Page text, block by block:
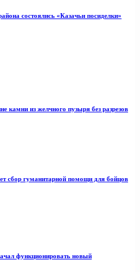
состоялись «Казачьи посиделки»
камни из желчного пузыря без разрезов
сбор гуманитарной помощи для бойцов
функционировать новый